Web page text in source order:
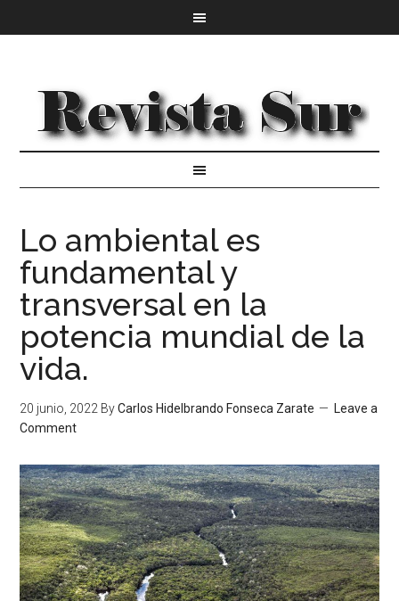
Lo ambiental es
fundamental y
transversal en la
potencia mundial de la
vida.
20 junio, 2022 ByCarlos Hidelbrando Fonseca Zarate
Leave a
Comment